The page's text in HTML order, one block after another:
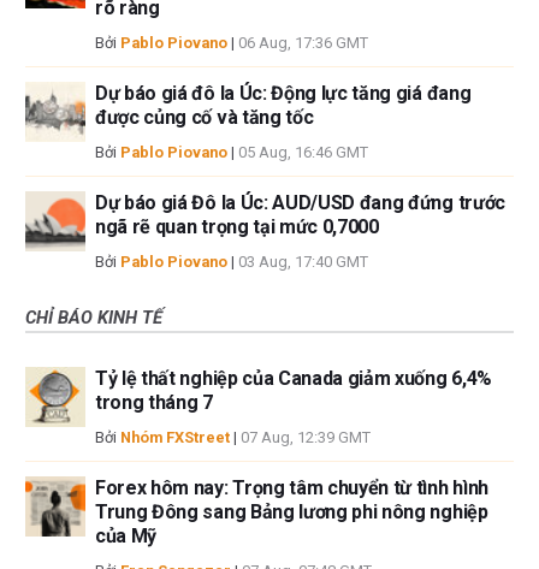
rõ ràng
Bởi Pablo Piovano | 06 Aug, 17:36 GMT
Dự báo giá đô la Úc: Động lực tăng giá đang
được củng cố và tăng tốc
Bởi Pablo Piovano | 05 Aug, 16:46 GMT
Dự báo giá Đô la Úc: AUD/USD đang đứng trước
ngã rẽ quan trọng tại mức 0,7000
Bởi Pablo Piovano | 03 Aug, 17:40 GMT
CHỈ BÁO KINH TẾ
Tỷ lệ thất nghiệp của Canada giảm xuống 6,4%
trong tháng 7
Bởi Nhóm FXStreet | 07 Aug, 12:39 GMT
Forex hôm nay: Trọng tâm chuyển từ tình hình
Trung Đông sang Bảng lương phi nông nghiệp
của Mỹ